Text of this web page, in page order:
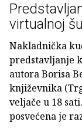
virtualnoj
Nakladnička
predstavljanje
autora Borisa
književnika
veljače u 18
posvećena je